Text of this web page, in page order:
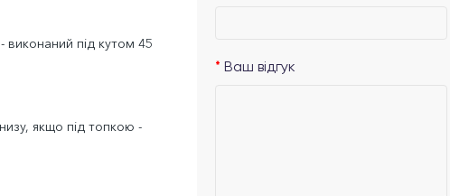
виконаний під кутом 45
якщо під топкою -
Ваш відгук